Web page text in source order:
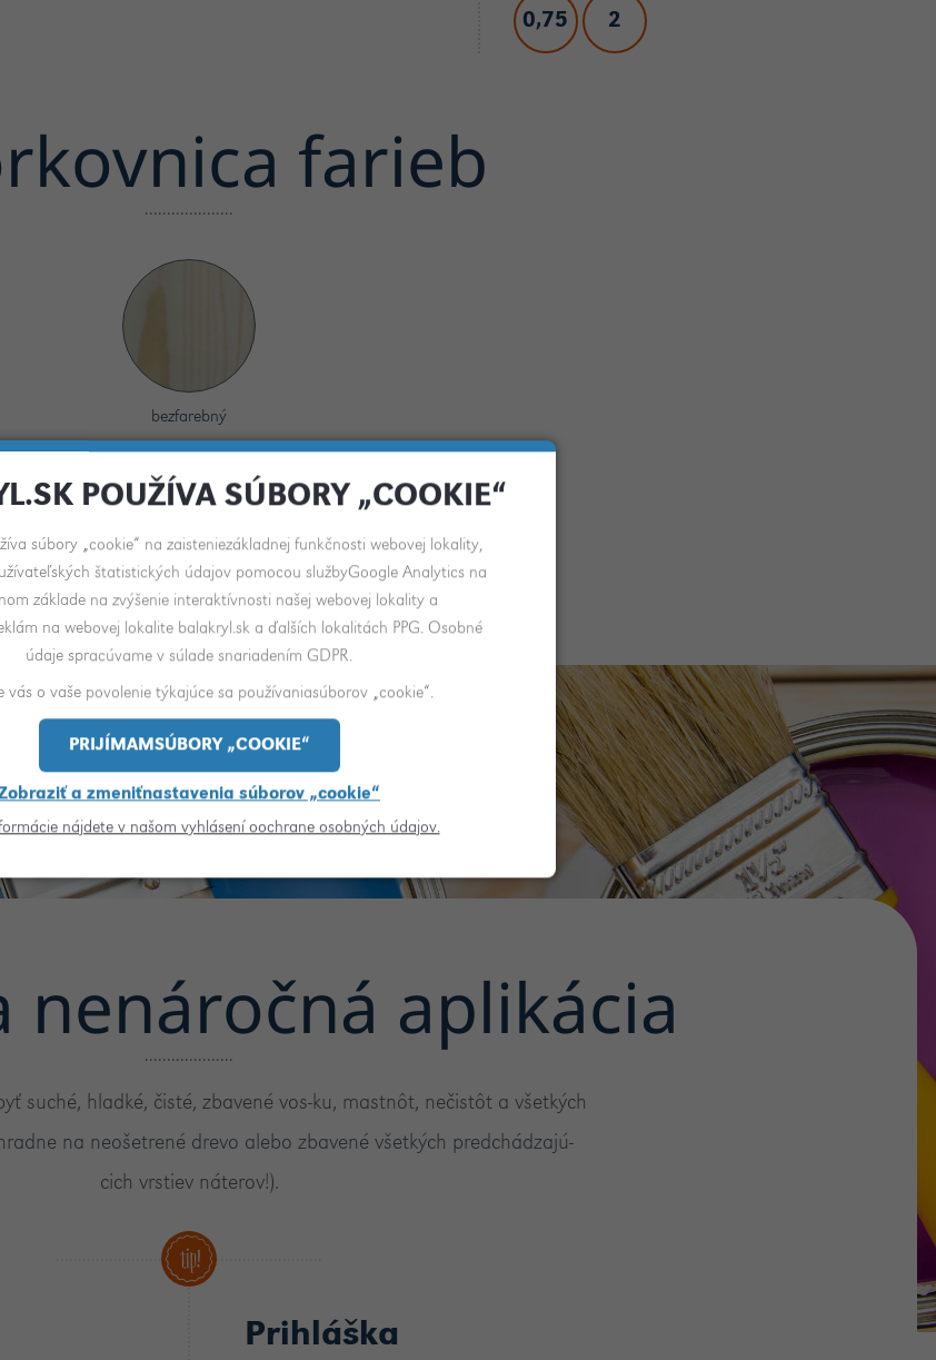
0,75 2
farieb
bezfarebný
nenáročná aplikácia
suché, hladké, čisté, zbavené vos-ku, mastnôt, nečistôt a všetkých
na neošetrené drevo alebo zbavené všetkých predchádzajú-
cich vrstiev náterov!).
Prihláška
POUŽÍVA SÚBORY „COOKIE“
súbory „cookie“ na zaisteniezákladnej funkčnosti webovej lokality,
štatistických údajov pomocou službyGoogle Analytics na
základe na zvýšenie interaktívnosti našej webovej lokality a
na webovej lokalite balakryl.sk a ďalších lokalitách PPG. Osobné
údaje spracúvame v súlade snariadením GDPR.
vás o vaše povolenie týkajúce sa používaniasúborov „cookie“.
PRIJÍMAMSÚBORY „COOKIE“
a zmeniťnastavenia súborov „cookie“
nájdete v našom vyhlásení oochrane osobných údajov.